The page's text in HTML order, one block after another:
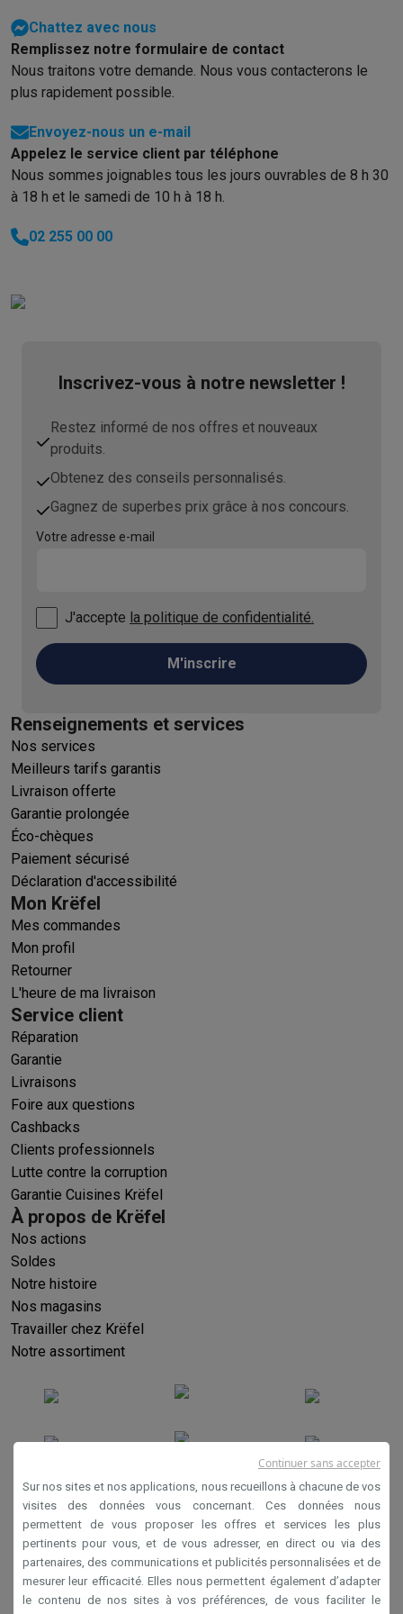
Info & actions
SoldesToutes les soldes Soldes gros électro
Actions
Deals du moment Promotions Cashbacks Soldes Black
Voici pourquoi choisir Krëfel
Modes de paiementGift cardÉcochèques
Service clientRéparation de votre appareilVérifiez votre heure
Gros électro & encastrableTrouvez votre machine à laver
Petit électroBeauté & santé Ménage
Sport & LoisirsChoisir une montre connectée
Chattez avec nous
Remplissez notre formulaire de contact
Nous traitons votre demande. Nous vous contacterons le
plus rapidement possible.
Envoyez-nous un e-mail
Appelez le service client par téléphone
Nous sommes joignables tous les jours ouvrables de 8 h 30
à 18 h et le samedi de 10 h à 18 h.
02 255 00 00
Inscrivez-vous à notre newsletter !
Restez informé de nos offres et nouveaux
produits.
Obtenez des conseils personnalisés.
Gagnez de superbes prix grâce à nos concours.
Votre adresse e-mail
J'accepte la politique de confidentialité.
M'inscrire
Renseignements et services
Nos services
Meilleurs tarifs garantis
Livraison offerte
Garantie prolongée
Éco-chèques
Paiement sécurisé
Déclaration d'accessibilité
Mon Krëfel
Mes commandes
Mon profil
Retourner
L'heure de ma livraison
Service client
Réparation
Garantie
Livraisons
Foire aux questions
Cashbacks
Clients professionnels
Lutte contre la corruption
Garantie Cuisines Krëfel
À propos de Krëfel
Nos actions
Soldes
Notre histoire
Nos magasins
Travailler chez Krëfel
Notre assortiment
Conditions générales de vente
Privacy
Disclaimer
Sur nos sites et nos applications, nous recueillons à chacune de vos
visites des données vous concernant. Ces données nous
permettent de vous proposer les offres et services les plus
pertinents pour vous, et de vous adresser, en direct ou via des
partenaires, des communications et publicités personnalisées et de
mesurer leur efficacité. Elles nous permettent également d’adapter
le contenu de nos sites à vos préférences, de vous faciliter le
Continuer sans accepter